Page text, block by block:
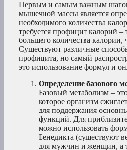
Первым и самым важным
мышечной массы является
необходимого количества
требуется профицит калорий –
большего количества калорий,
Существуют различные
профицита, но самый
это использование формул и
Определение базового
Базовый метаболизм –
которое организм
для поддержания
функций. Для
можно использовать
Бенедикта (существуют
для мужчин и женщин, а